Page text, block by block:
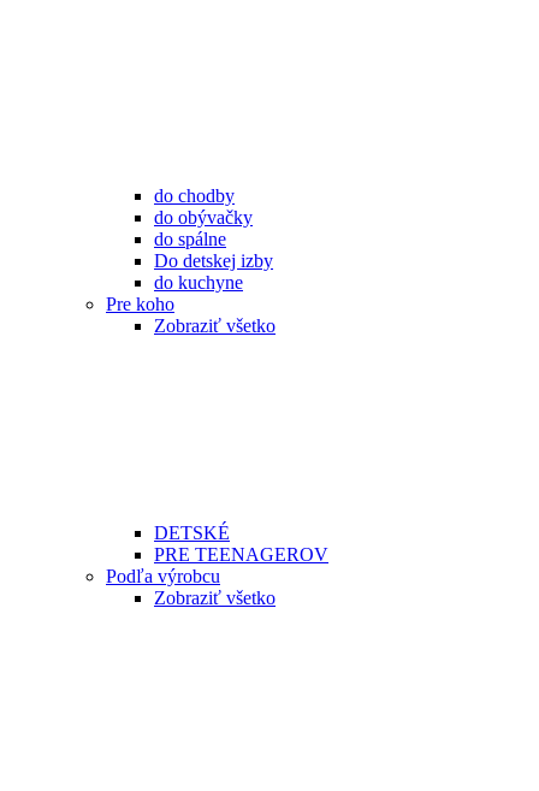
do chodby
do obývačky
do spálne
Do detskej izby
do kuchyne
Pre koho
Zobraziť všetko
DETSKÉ
PRE TEENAGEROV
Podľa výrobcu
Zobraziť všetko